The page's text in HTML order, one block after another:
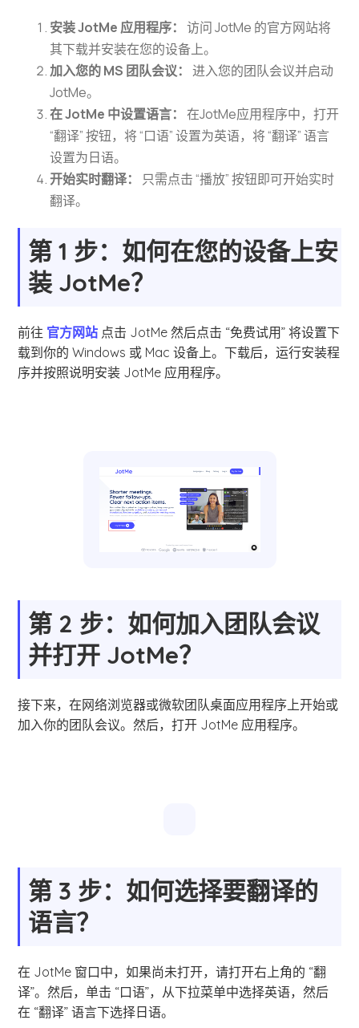
安装 JotMe 应用程序：访问 JotMe 的官方网站将
其下载并安装在您的设备上。
加入您的 MS 团队会议：进入您的团队会议并启动
JotMe。
在 JotMe 中设置语言：在JotMe应用程序中，打开
“翻译” 按钮，将 “口语” 设置为英语，将 “翻译” 语言
设置为日语。
开始实时翻译： 只需点击 “播放” 按钮即可开始实时
翻译。
第 1 步：如何在您的设备上安
装 JotMe？
前往 官方网站 点击 JotMe 然后点击 “免费试用” 将设置下
载到你的 Windows 或 Mac 设备上。下载后，运行安装程
序并按照说明安装 JotMe 应用程序。
第 2 步：如何加入团队会议
并打开 JotMe？
接下来，在网络浏览器或微软团队桌面应用程序上开始或
加入你的团队会议。然后，打开 JotMe 应用程序。
第 3 步：如何选择要翻译的
语言？
在 JotMe 窗口中，如果尚未打开，请打开右上角的 “翻
译”。然后，单击 “口语”，从下拉菜单中选择英语，然后
在 “翻译” 语言下选择日语。